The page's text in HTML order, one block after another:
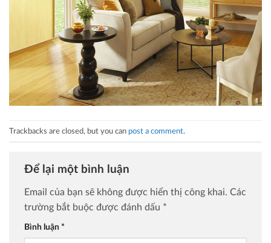
Trackbacks are closed, but you can post a comment.
Để lại một bình luận
Email của bạn sẽ không được hiển thị công khai. Các
trường bắt buộc được đánh dấu *
Bình luận *